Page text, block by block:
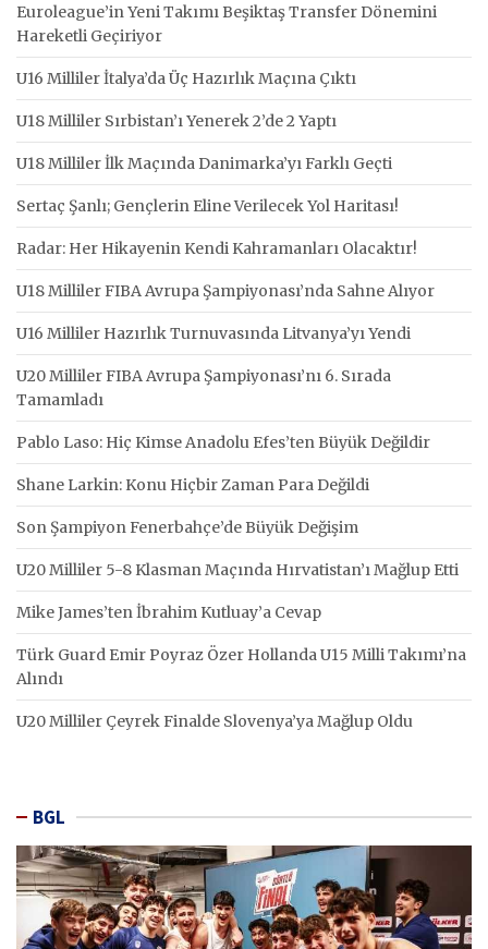
Euroleague’in Yeni Takımı Beşiktaş Transfer Dönemini
Hareketli Geçiriyor
U16 Milliler İtalya’da Üç Hazırlık Maçına Çıktı
U18 Milliler Sırbistan’ı Yenerek 2’de 2 Yaptı
U18 Milliler İlk Maçında Danimarka’yı Farklı Geçti
Sertaç Şanlı; Gençlerin Eline Verilecek Yol Haritası!
Radar: Her Hikayenin Kendi Kahramanları Olacaktır!
U18 Milliler FIBA Avrupa Şampiyonası’nda Sahne Alıyor
U16 Milliler Hazırlık Turnuvasında Litvanya’yı Yendi
U20 Milliler FIBA Avrupa Şampiyonası’nı 6. Sırada
Tamamladı
Pablo Laso: Hiç Kimse Anadolu Efes’ten Büyük Değildir
Shane Larkin: Konu Hiçbir Zaman Para Değildi
Son Şampiyon Fenerbahçe’de Büyük Değişim
U20 Milliler 5-8 Klasman Maçında Hırvatistan’ı Mağlup Etti
Mike James’ten İbrahim Kutluay’a Cevap
Türk Guard Emir Poyraz Özer Hollanda U15 Milli Takımı’na
Alındı
U20 Milliler Çeyrek Finalde Slovenya’ya Mağlup Oldu
BGL